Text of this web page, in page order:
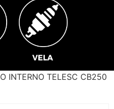
INTERNO TELESC CB250